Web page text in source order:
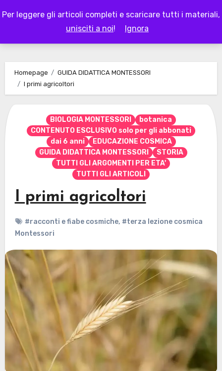
Per leggere gli articoli completi e scaricare tutti i materiali,
unisciti a noi! Ignora
to
LAPAPPADOLCE
Homepage
GUIDA DIDATTICA MONTESSORI
I primi agricoltori
BIOLOGIA MONTESSORI
botanica
CONTENUTO ESCLUSIVO solo per gli abbonati
dai 6 anni
EDUCAZIONE COSMICA
GUIDA DIDATTICA MONTESSORI
STORIA
TUTTI GLI ARGOMENTI PER ETA'
TUTTI GLI ARTICOLI
I primi agricoltori
#racconti e fiabe cosmiche, #terza lezione cosmica
Montessori